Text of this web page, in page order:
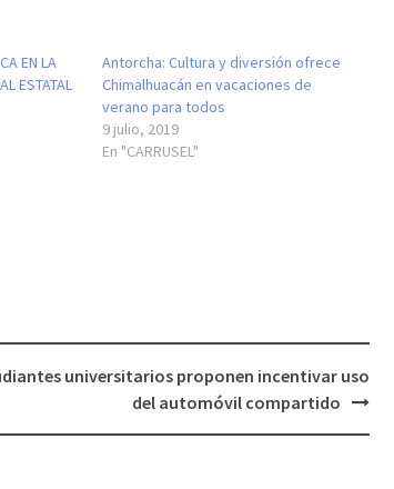
EN LA
ESTATAL
Antorcha: Cultura y diversión ofrece
Chimalhuacán en vacaciones de
verano para todos
9 julio, 2019
En "CARRUSEL"
universitarios proponen incentivar uso
del automóvil compartido